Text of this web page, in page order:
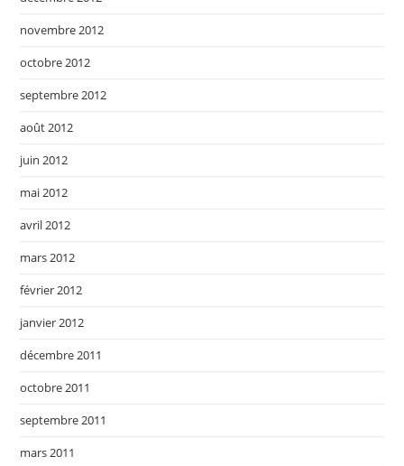
novembre 2012
octobre 2012
septembre 2012
août 2012
juin 2012
mai 2012
avril 2012
mars 2012
février 2012
janvier 2012
décembre 2011
octobre 2011
septembre 2011
mars 2011